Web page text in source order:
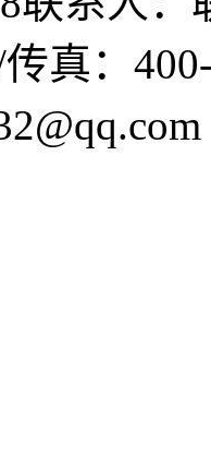
真：